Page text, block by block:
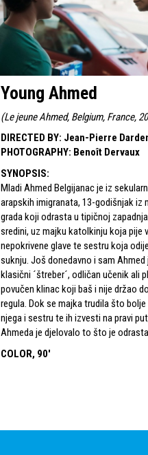
Young Ahmed
(Le jeune Ahmed, Belgium, France,
DIRECTED BY: Jean-Pierre
PHOTOGRAPHY: Benoît Dervaux
SYNOPSIS:
Mladi Ahmed Belgijanac je iz
arapskih imigranata, 13-godišnjak iz
grada koji odrasta u tipičnoj
sredini, uz majku katolkinju koja pije
nepokrivene glave te sestru koja
suknju. Još donedavno i sam Ahmed
klasični ´štreber´, odličan učenik ali
povučen klinac koji baš i nije držao
regula. Dok se majka trudila što
njega i sestru te ih izvesti na pravi
Ahmeda je djelovalo to što je
COLOR, 90'